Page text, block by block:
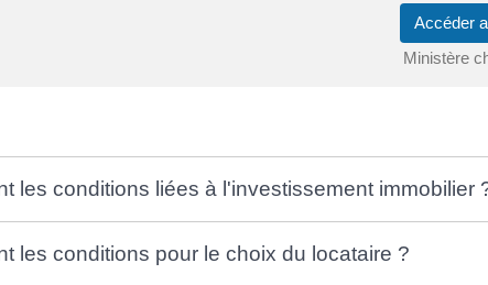
Accéder
Ministère
les conditions liées à l'investissement immobilier
les conditions pour le choix du locataire ?